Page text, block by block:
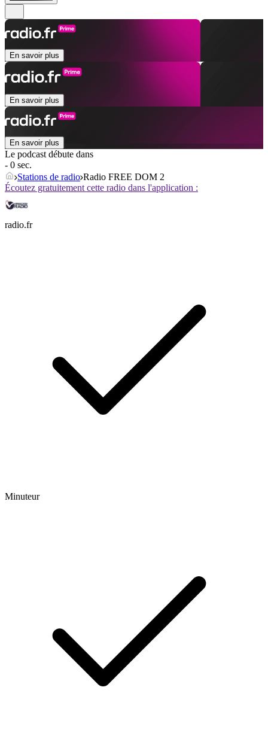
En savoir plus
En savoir plus
En savoir plus
Le podcast débute dans
- 0 sec.
Stations de radio Radio FREE DOM 2
Écoutez gratuitement cette radio dans l'application :
radio.fr
Minuteur